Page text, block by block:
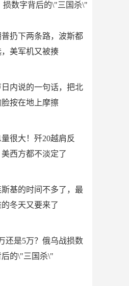
损数字背后的\"三国杀\"
扔下两条路，波斯都
，美军机又被揍
日内说的一句话，把北
按在地上摩擦
很大！歼20越肩反
美西方都不淡定了
基的时间不多了，最
冬天又要来了
还是5万？俄乌战损数
后的\"三国杀\"